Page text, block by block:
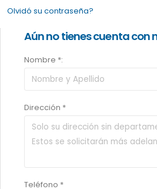
Olvidó su contraseña?
Aún no tienes cuenta con
Nombre *:
Dirección *
Teléfono *